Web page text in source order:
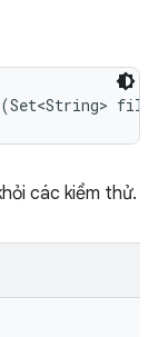
các kiểm thử.